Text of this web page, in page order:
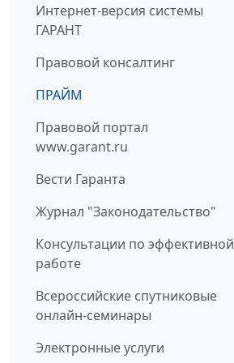
Интернет-версия системы
ГАРАНТ
Правовой консалтинг
ПРАЙМ
Правовой портал
www.garant.ru
Вести Гаранта
Журнал "Законодательство"
Консультации по эффективной
работе
Всероссийские спутниковые
онлайн-семинары
Электронные услуги